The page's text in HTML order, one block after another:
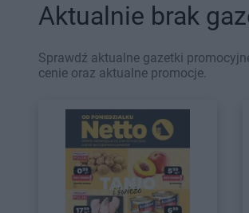
Aktualnie brak
Sprawdź aktualne gazetki
cenie oraz aktualne promocje.